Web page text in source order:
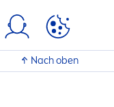
Nach oben